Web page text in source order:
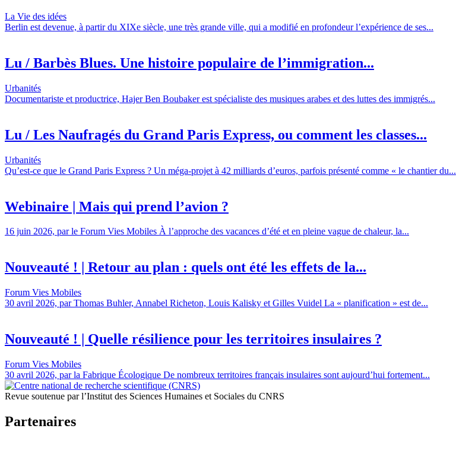
La Vie des idées
Berlin est devenue, à partir du XIXe siècle, une très grande ville, qui a modifié en profondeur l’expérience de ses...
Lu / Barbès Blues. Une histoire populaire de l’immigration...
Urbanités
Documentariste et productrice, Hajer Ben Boubaker est spécialiste des musiques arabes et des luttes des immigrés...
Lu / Les Naufragés du Grand Paris Express, ou comment les classes...
Urbanités
Qu’est-ce que le Grand Paris Express ? Un méga-projet à 42 milliards d’euros, parfois présenté comme « le chantier du...
Webinaire | Mais qui prend l’avion ?
16 juin 2026, par le Forum Vies Mobiles À l’approche des vacances d’été et en pleine vague de chaleur, la...
Nouveauté ! | Retour au plan : quels ont été les effets de la...
Forum Vies Mobiles
30 avril 2026, par Thomas Buhler, Annabel Richeton, Louis Kalisky et Gilles Vuidel La « planification » est de...
Nouveauté ! | Quelle résilience pour les territoires insulaires ?
Forum Vies Mobiles
30 avril 2026, par la Fabrique Écologique De nombreux territoires français insulaires sont aujourd’hui fortement...
Revue soutenue par l’Institut des Sciences Humaines et Sociales du CNRS
Partenaires